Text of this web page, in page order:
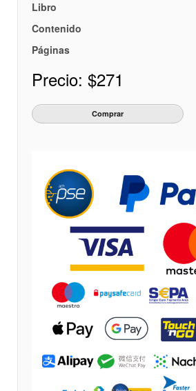
Libro
Contenido
Páginas
Precio: $271